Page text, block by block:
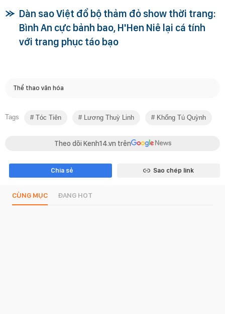
Dàn sao Việt đổ bộ thảm đỏ show thời trang:
Bình An cực bảnh bao, H'Hen Niê lại cá tính
với trang phục táo bạo
Thể thao văn hóa
Tags Tóc Tiên Lương Thuỳ Linh Khổng Tú Quỳnh
Theo dõi Kenh14.vn trên
Chia sẻ Sao chép link
CÙNG MỤC ĐANG HOT